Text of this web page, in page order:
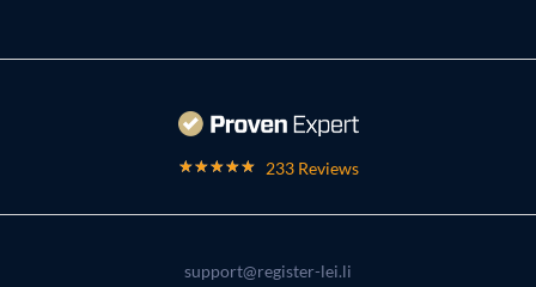
233 Reviews
support@register-lei.li